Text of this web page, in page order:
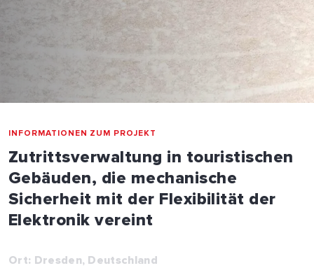
INFORMATIONEN ZUM PROJEKT
Zutrittsverwaltung in touristischen
Gebäuden, die mechanische
Sicherheit mit der Flexibilität der
Elektronik vereint
Ort: Dresden, Deutschland